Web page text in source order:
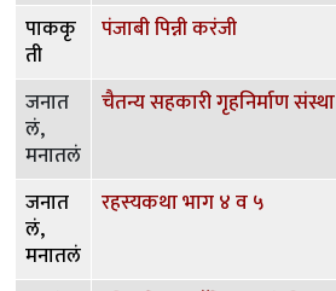
पाककृ
ती
पंजाबी पिन्नी करंजी
जनात
लं,
मनातलं
चैतन्य सहकारी गृहनिर्माण संस्था
जनात
लं,
मनातलं
रहस्यकथा भाग ४ व ५